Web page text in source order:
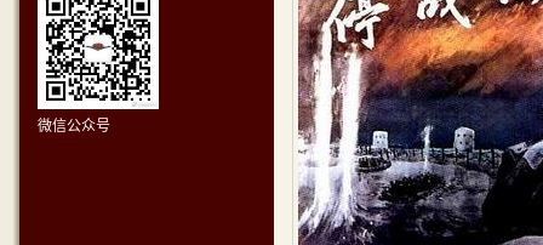
微信公众号